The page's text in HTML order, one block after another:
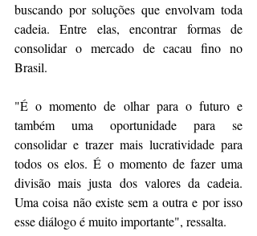
buscando por soluções que envolvam toda
cadeia. Entre elas, encontrar formas de
consolidar o mercado de cacau fino no
Brasil.
"É o momento de olhar para o futuro e
também uma oportunidade para se
consolidar e trazer mais lucratividade para
todos os elos. É o momento de fazer uma
divisão mais justa dos valores da cadeia.
Uma coisa não existe sem a outra e por isso
esse diálogo é muito importante", ressalta.